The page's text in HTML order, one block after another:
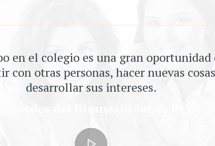
en el colegio es una gran oportunidad
con otras personas, hacer nuevas
desarrollar sus intereses.